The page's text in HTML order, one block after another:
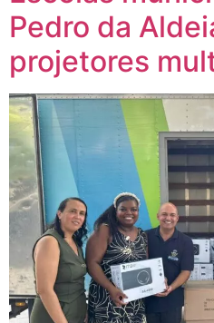
Pedro da
projetores